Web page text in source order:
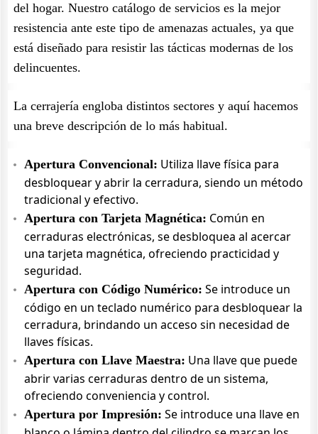
del hogar. Nuestro catálogo de servicios es la mejor
resistencia ante este tipo de amenazas actuales, ya que
está diseñado para resistir las tácticas modernas de los
delincuentes.
La cerrajería engloba distintos sectores y aquí hacemos
una breve descripción de lo más habitual.
Apertura Convencional: Utiliza llave física para
desbloquear y abrir la cerradura, siendo un método
tradicional y efectivo.
Apertura con Tarjeta Magnética: Común en
cerraduras electrónicas, se desbloquea al acercar
una tarjeta magnética, ofreciendo practicidad y
seguridad.
Apertura con Código Numérico: Se introduce un
código en un teclado numérico para desbloquear la
cerradura, brindando un acceso sin necesidad de
llaves físicas.
Apertura con Llave Maestra: Una llave que puede
abrir varias cerraduras dentro de un sistema,
ofreciendo conveniencia y control.
Apertura por Impresión: Se introduce una llave en